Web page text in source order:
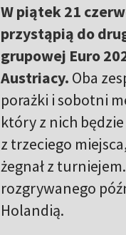
W piątek 21
przystąpią do
grupowej Euro
Austriacy. Oba
porażki i sobotni
który z nich
z trzeciego
żegnał z
rozgrywanego
Holandią.